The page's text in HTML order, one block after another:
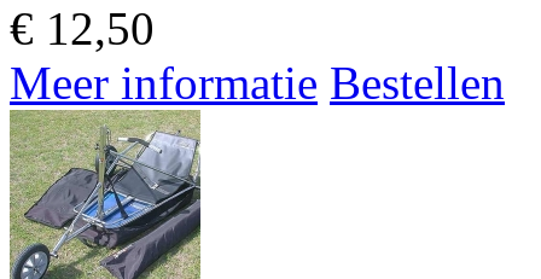
€ 12,50
Meer informatie Bestellen